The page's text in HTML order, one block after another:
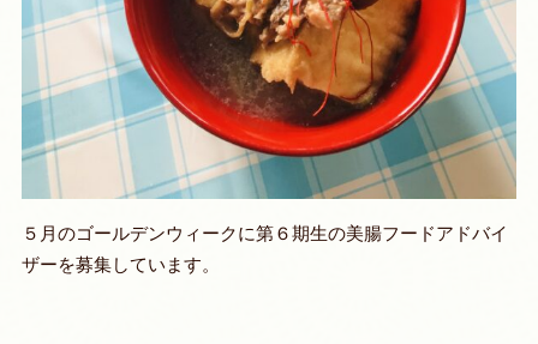
５月のゴールデンウィークに第６期生の美腸フードアドバイ
ザーを募集しています。